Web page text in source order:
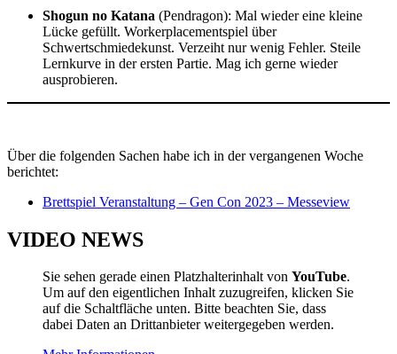
Shogun no Katana (Pendragon): Mal wieder eine kleine
Lücke gefüllt. Workerplacementspiel über
Schwertschmiedekunst. Verzeiht nur wenig Fehler. Steile
Lernkurve in der ersten Partie. Mag ich gerne wieder
ausprobieren.
Über die folgenden Sachen habe ich in der vergangenen Woche
berichtet:
Brettspiel Veranstaltung – Gen Con 2023 – Messeview
VIDEO NEWS
Sie sehen gerade einen Platzhalterinhalt von YouTube.
Um auf den eigentlichen Inhalt zuzugreifen, klicken Sie
auf die Schaltfläche unten. Bitte beachten Sie, dass
dabei Daten an Drittanbieter weitergegeben werden.